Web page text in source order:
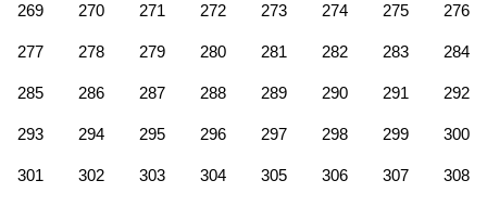
269 270 271 272 273 274 275 276
277 278 279 280 281 282 283 284
285 286 287 288 289 290 291 292
293 294 295 296 297 298 299 300
301 302 303 304 305 306 307 308